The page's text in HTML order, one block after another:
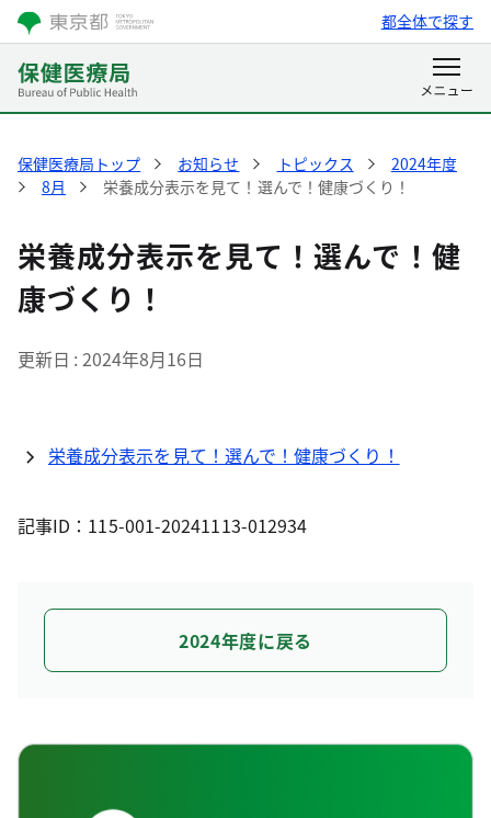
都全体で探す
保健医療局トップ お知らせ トピックス
2024年度
8月
栄養成分表示を見て！選んで！健康づくり！
栄養成分表示を見て！選んで！健
康づくり！
更新日 2024年8月16日
栄養成分表示を見て！選んで！健康づくり！
記事ID：115-001-20241113-012934
2024年度に戻る